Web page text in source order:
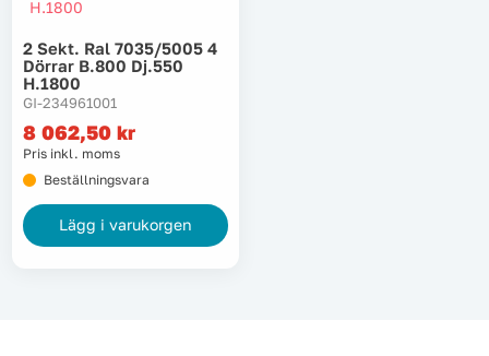
Lyft, transport & materialhantering
Maskiner
Maskintillbehör & förbrukning
Mätinstrument
Oljor & kem
2 Sekt. Ral 7035/5005 4
Dörrar B.800 Dj.550
H.1800
GI-234961001
8 062,50 kr
Pris inkl. moms
Beställningsvara
Lägg i varukorgen